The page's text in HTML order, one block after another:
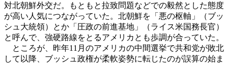
対北朝鮮外交だ。もともと拉致問題などでの毅然とした態度
が高い人気につながっていた。北朝鮮を「悪の枢軸」（ブッ
シュ大統領）とか「圧政の前進基地」（ライス米国務長官）
と呼んで、強硬路線をとるアメリカとも歩調が合っていた。
ところが、昨年11月のアメリカの中間選挙で共和党が敗北
して以降、ブッシュ政権が柔軟姿勢に転じたのが誤算の始ま